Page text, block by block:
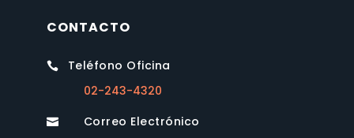
CONTACTO

Teléfono Oficina
02-243-4320

Correo Electrónico